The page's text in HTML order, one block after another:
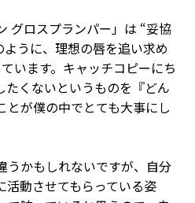
グロスプランパー」は “妥協
ように、理想の唇を追い求め
います。キャッチコピーにち
たくないというものを『どん
とが僕の中でとても大事にし
うかもしれないですが、自分
動させてもらっている姿